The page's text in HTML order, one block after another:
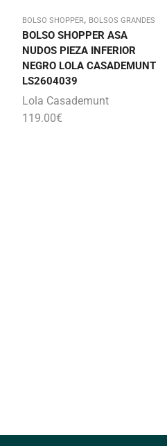
BOLSO SHOPPER, BOLSOS GRANDES
BOLSO SHOPPER ASA
NUDOS PIEZA INFERIOR
NEGRO LOLA CASADEMUNT
LS2604039
Lola Casademunt
119.00€